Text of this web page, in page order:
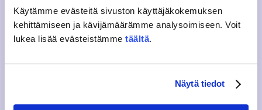
Käytämme evästeitä sivuston käyttäjäkokemuksen
kehittämiseen ja kävijämäärämme analysoimiseen. Voit
lukea lisää evästeistämme täältä.
Näytä tiedot
JASTO
= Jyväskylän ammattikorkeakoulun sosiaali- ja
terveysalan opiskelijat ry.
Insinööriopiskelijaliiton(IOL) paikallisyhdistys.
= JAMKOn, koulutusalajärjestöjen ja JAMKin
yhteiset palauteviikot, joilla kerätään palautetta